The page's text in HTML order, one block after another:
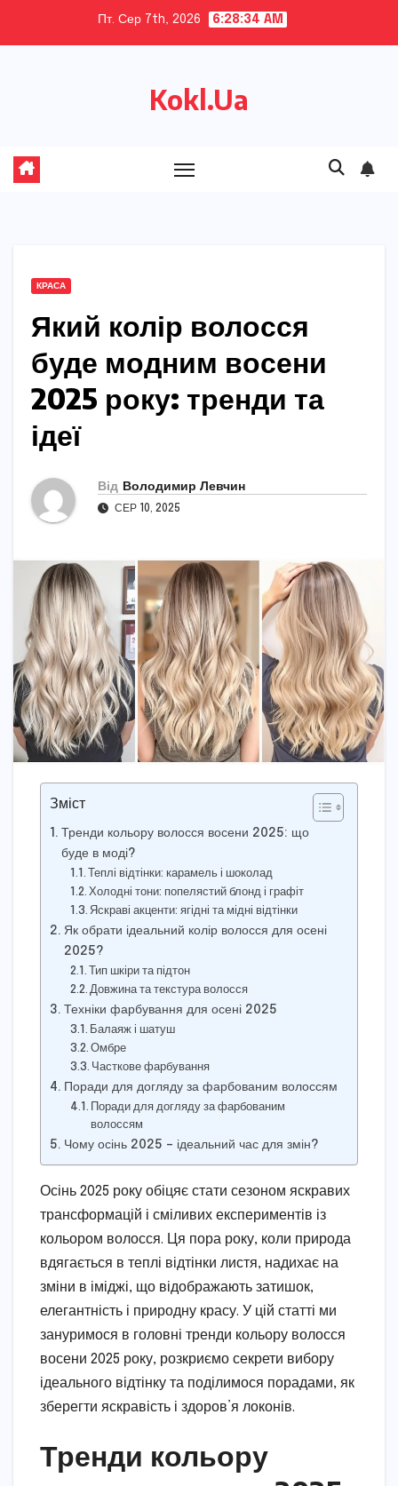
Пт. Сер 7th, 2026 6:28:35 AM
Kokl.Ua
КРАСА
Який колір волосся
буде модним восени
2025 року: тренди та
ідеї
Від Володимир Левчин
СЕР 10, 2025
Зміст
Тренди кольору волосся восени 2025: що
буде в моді?
Теплі відтінки: карамель і шоколад
Холодні тони: попелястий блонд і графіт
Яскраві акценти: ягідні та мідні відтінки
Як обрати ідеальний колір волосся для осені
2025?
Тип шкіри та підтон
Довжина та текстура волосся
Техніки фарбування для осені 2025
Балаяж і шатуш
Омбре
Часткове фарбування
Поради для догляду за фарбованим волоссям
Поради для догляду за фарбованим
волоссям
Чому осінь 2025 – ідеальний час для змін?
Осінь 2025 року обіцяє стати сезоном яскравих
трансформацій і сміливих експериментів із
кольором волосся. Ця пора року, коли природа
вдягається в теплі відтінки листя, надихає на
зміни в іміджі, що відображають затишок,
елегантність і природну красу. У цій статті ми
зануримося в головні тренди кольору волосся
восени 2025 року, розкриємо секрети вибору
ідеального відтінку та поділимося порадами, як
зберегти яскравість і здоров’я локонів.
Тренди кольору